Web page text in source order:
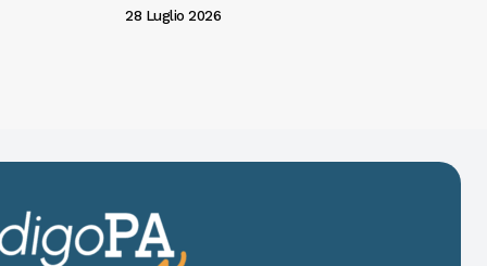
28 Luglio 2026